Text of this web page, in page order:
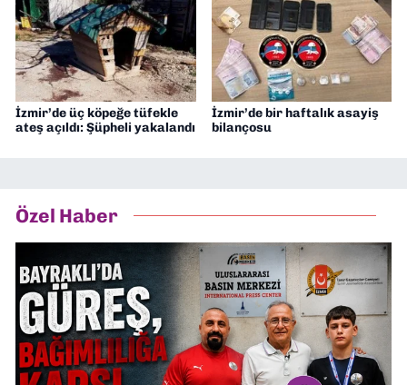
İzmir’de üç köpeğe tüfekle
ateş açıldı: Şüpheli yakalandı
İzmir’de bir haftalık asayiş
bilançosu
Özel Haber